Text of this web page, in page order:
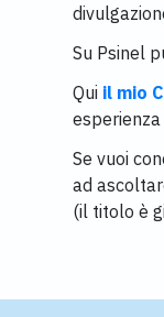
Su Psinel
Qui il mio
Se vuoi
ad
(il titolo è